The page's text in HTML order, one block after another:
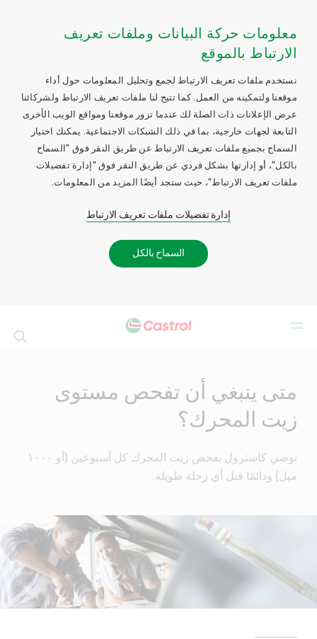
معلومات حركة البيانات وملفات تعريف
الارتباط بالموقع
نستخدم ملفات تعريف الارتباط لجمع وتحليل المعلومات حول أداء
موقعنا ولتمكينه من العمل. كما تتيح لنا ملفات تعريف الارتباط ولشركائنا
عرض الإعلانات ذات الصلة لك عندما تزور موقعنا ومواقع الويب الأخرى
التابعة لجهات خارجية، بما في ذلك الشبكات الاجتماعية. يمكنك اختيار
السماح بجميع ملفات تعريف الارتباط عن طريق النقر فوق "السماح
بالكل"، أو إدارتها بشكل فردي عن طريق النقر فوق "إدارة تفضيلات
ملفات تعريف الارتباط"، حيث ستجد أيضًا المزيد من المعلومات.
إدارة تفضيلات ملفات تعريف الارتباط
السماح بالكل
متى ينبغي أن تفحص مستوى
زيت المحرك؟
توصي كاسترول بفحص زيت المحرك كل أسبوعين (أو ١٠٠٠
ميل) ودائمًا قبل أي رحلة طويلة.